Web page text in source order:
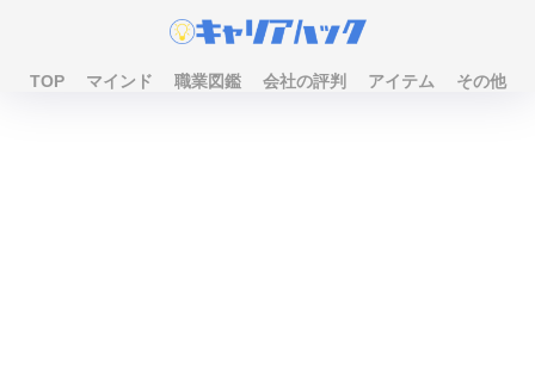
TOP マインド 職業図鑑 会社の評判 アイテム その他